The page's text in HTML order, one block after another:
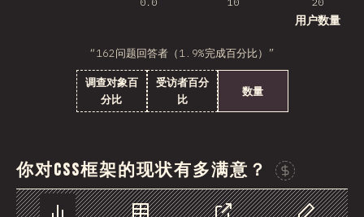
用户数量
“162问题回答者（1.9%完成百分比）”
调查对象百
分比
受访者百分
比
数量
你对CSS框架的现状有多满意？